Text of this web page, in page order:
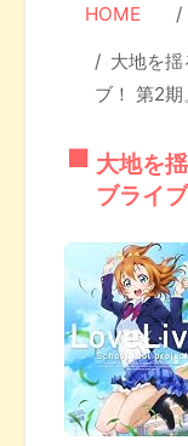
HOME
大地を
ブ！ 第2期
大地を
ブライ